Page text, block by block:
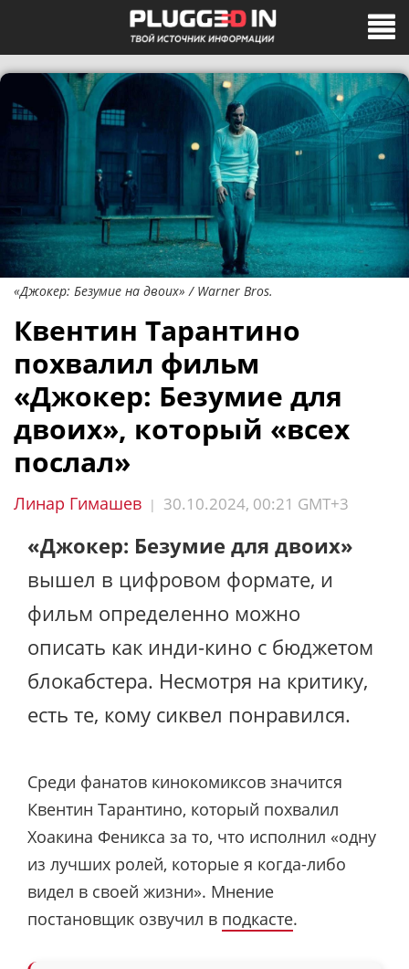
«Джокер: Безумие на двоих» / Warner Bros.
Квентин Тарантино
похвалил фильм
«Джокер: Безумие для
двоих», который «всех
послал»
Линар Гимашев | 30.10.2024, 00:21 GMT+3
«Джокер: Безумие для двоих»
вышел в цифровом формате, и
фильм определенно можно
описать как инди-кино с бюджетом
блокабстера. Несмотря на критику,
есть те, кому сиквел понравился.
Среди фанатов кинокомиксов значится
Квентин Тарантино, который похвалил
Хоакина Феникса за то, что исполнил «одну
из лучших ролей, которые я когда-либо
видел в своей жизни». Мнение
постановщик озвучил в подкасте.